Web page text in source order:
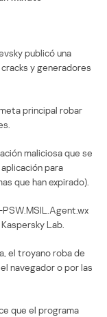
publicó una
y generadores
principal robar
maliciosa que se
para
que han expirado).
Lab.
el troyano roba de
navegador o por las
que el programa